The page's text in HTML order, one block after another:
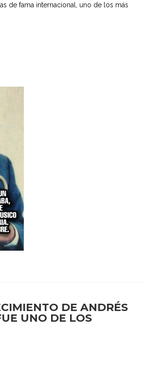
de fama internacional, uno de los más
DE ANDRÉS
UNO DE LOS